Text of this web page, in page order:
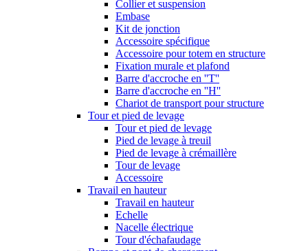
Collier et suspension
Embase
Kit de jonction
Accessoire spécifique
Accessoire pour totem en structure
Fixation murale et plafond
Barre d'accroche en ''T''
Barre d'accroche en ''H''
Chariot de transport pour structure
Tour et pied de levage
Tour et pied de levage
Pied de levage à treuil
Pied de levage à crémaillère
Tour de levage
Accessoire
Travail en hauteur
Travail en hauteur
Echelle
Nacelle électrique
Tour d'échafaudage